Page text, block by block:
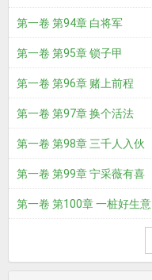
第一卷 第94章 白将军
第一卷 第95章 锁子甲
第一卷 第96章 赌上前程
第一卷 第97章 换个活法
第一卷 第98章 三千人入伙
第一卷 第99章 宁采薇有喜
第一卷 第100章 一桩好生意